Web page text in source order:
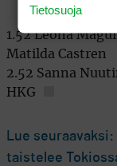
1.52 Leona
Matilda Castren
2.52 Sanna
HKG
Lue
taistelee
Tietosuoja